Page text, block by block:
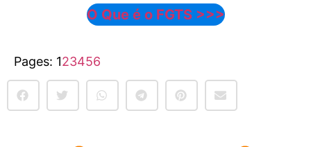
O Que é o FGTS >>>
Pages: 123456